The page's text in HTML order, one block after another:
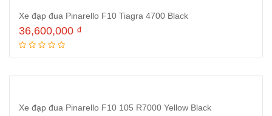
Xe đạp đua Pinarello F10 Tiagra 4700 Black
36,600,000 ₫
Xe đạp đua Pinarello F10 105 R7000 Yellow Black